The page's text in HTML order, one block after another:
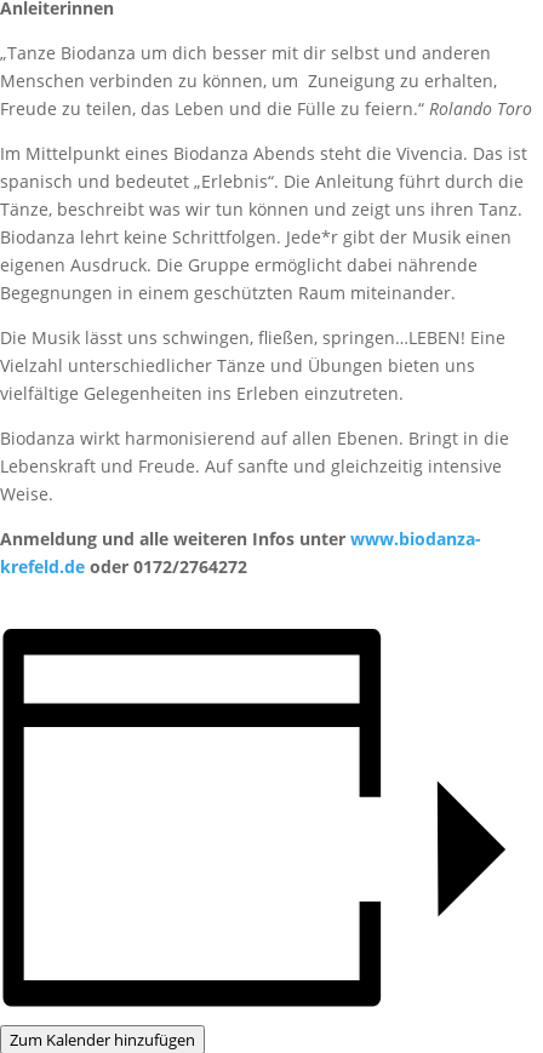
Anleiterinnen
„Tanze Biodanza um dich besser mit dir selbst und anderen
Menschen verbinden zu können, um Zuneigung zu erhalten,
Freude zu teilen, das Leben und die Fülle zu feiern.“ Rolando Toro
Im Mittelpunkt eines Biodanza Abends steht die Vivencia. Das ist
spanisch und bedeutet „Erlebnis“. Die Anleitung führt durch die
Tänze, beschreibt was wir tun können und zeigt uns ihren Tanz.
Biodanza lehrt keine Schrittfolgen. Jede*r gibt der Musik einen
eigenen Ausdruck. Die Gruppe ermöglicht dabei nährende
Begegnungen in einem geschützten Raum miteinander.
Die Musik lässt uns schwingen, fließen, springen…LEBEN! Eine
Vielzahl unterschiedlicher Tänze und Übungen bieten uns
vielfältige Gelegenheiten ins Erleben einzutreten.
Biodanza wirkt harmonisierend auf allen Ebenen. Bringt in die
Lebenskraft und Freude. Auf sanfte und gleichzeitig intensive
Weise.
Anmeldung und alle weiteren Infos unter www.biodanza-
krefeld.de oder 0172/2764272
Zum Kalender hinzufügen